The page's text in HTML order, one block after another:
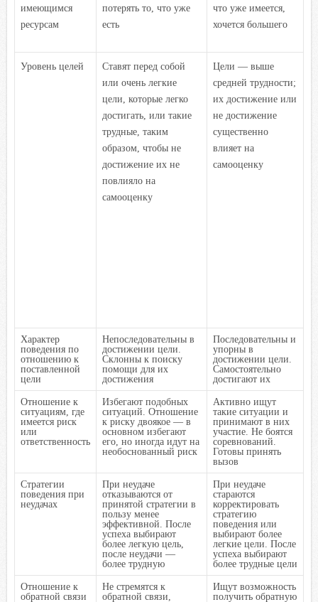
имеющимся
ресурсам
потерять то, что уже
есть
что уже имеется,
хочется большего
Уровень целей
Ставят перед собой
или очень легкие
цели, которые легко
достигать, или такие
трудные, таким
образом, чтобы не
достижение их не
повлияло на
самооценку
Цели — выше
средней трудности;
их достижение или
не достижение
существенно
влияет на
самооценку
Характер
поведения по
отношению к
поставленной
цели
Непоследовательны в
достижении цели.
Склонны к поиску
помощи для их
достижения
Последовательны и
упорны в
достижении цели.
Самостоятельно
достигают их
Отношение к
ситуациям, где
имеется риск
или
ответственность
Избегают подобных
ситуаций. Отношение
к риску двоякое — в
основном избегают
его, но иногда идут на
необоснованный риск
Активно ищут
такие ситуации и
принимают в них
участие. Не боятся
соревнований.
Готовы принять
вызов
Стратегии
поведения при
неудачах
При неудаче
отказываются от
принятой стратегии в
пользу менее
эффективной. После
успеха выбирают
более легкую цель,
после неудачи —
более трудную
При неудаче
стараются
корректировать
стратегию
поведения или
выбирают более
легкие цели. После
успеха выбирают
более трудные цели
Отношение к
обратной связи
Не стремятся к
обратной связи,
Ищут возможность
получить обратную